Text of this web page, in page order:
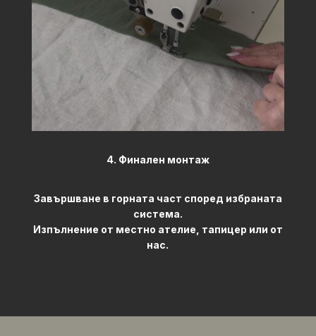
4. Финален монтаж
Завършване в горната част според избраната
система.
Изпълнение от местно ателие, тапицер или от
нас.